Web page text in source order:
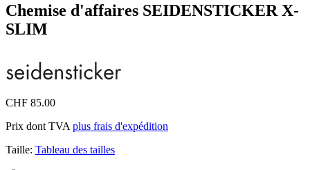
Chemise d'affaires SEIDENSTICKER X-
SLIM
CHF 85.00
Prix dont TVA plus frais d'expédition
Taille: Tableau des tailles